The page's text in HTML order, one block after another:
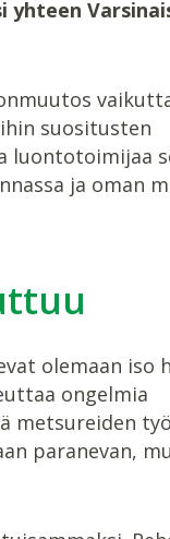
suositusten
luontotoimijaa
ja oman
olemaan iso
ongelmia
metsureiden
paranevan,